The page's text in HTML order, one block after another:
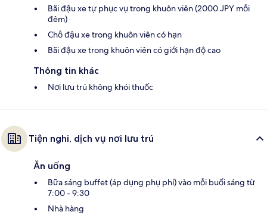
Bãi đậu xe tự phục vụ trong khuôn viên (2000 JPY mỗi
đêm)
Chỗ đậu xe trong khuôn viên có hạn
Bãi đậu xe trong khuôn viên có giới hạn độ cao
Thông tin khác
Nơi lưu trú không khói thuốc
Tiện nghi, dịch vụ nơi lưu trú
Ăn uống
Bữa sáng buffet (áp dụng phụ phí) vào mỗi buổi sáng từ
7:00 - 9:30
Nhà hàng